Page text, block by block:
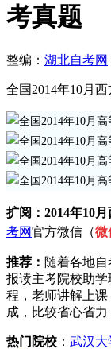
考真题
整编： 湖北自考网
全国2014年10月
扩阅：2014年10
考网官方微信（微
推荐： 随着各地
报读主考院校助学
程，老师讲解上
成，比较省心省
热门院校 ： 武汉大